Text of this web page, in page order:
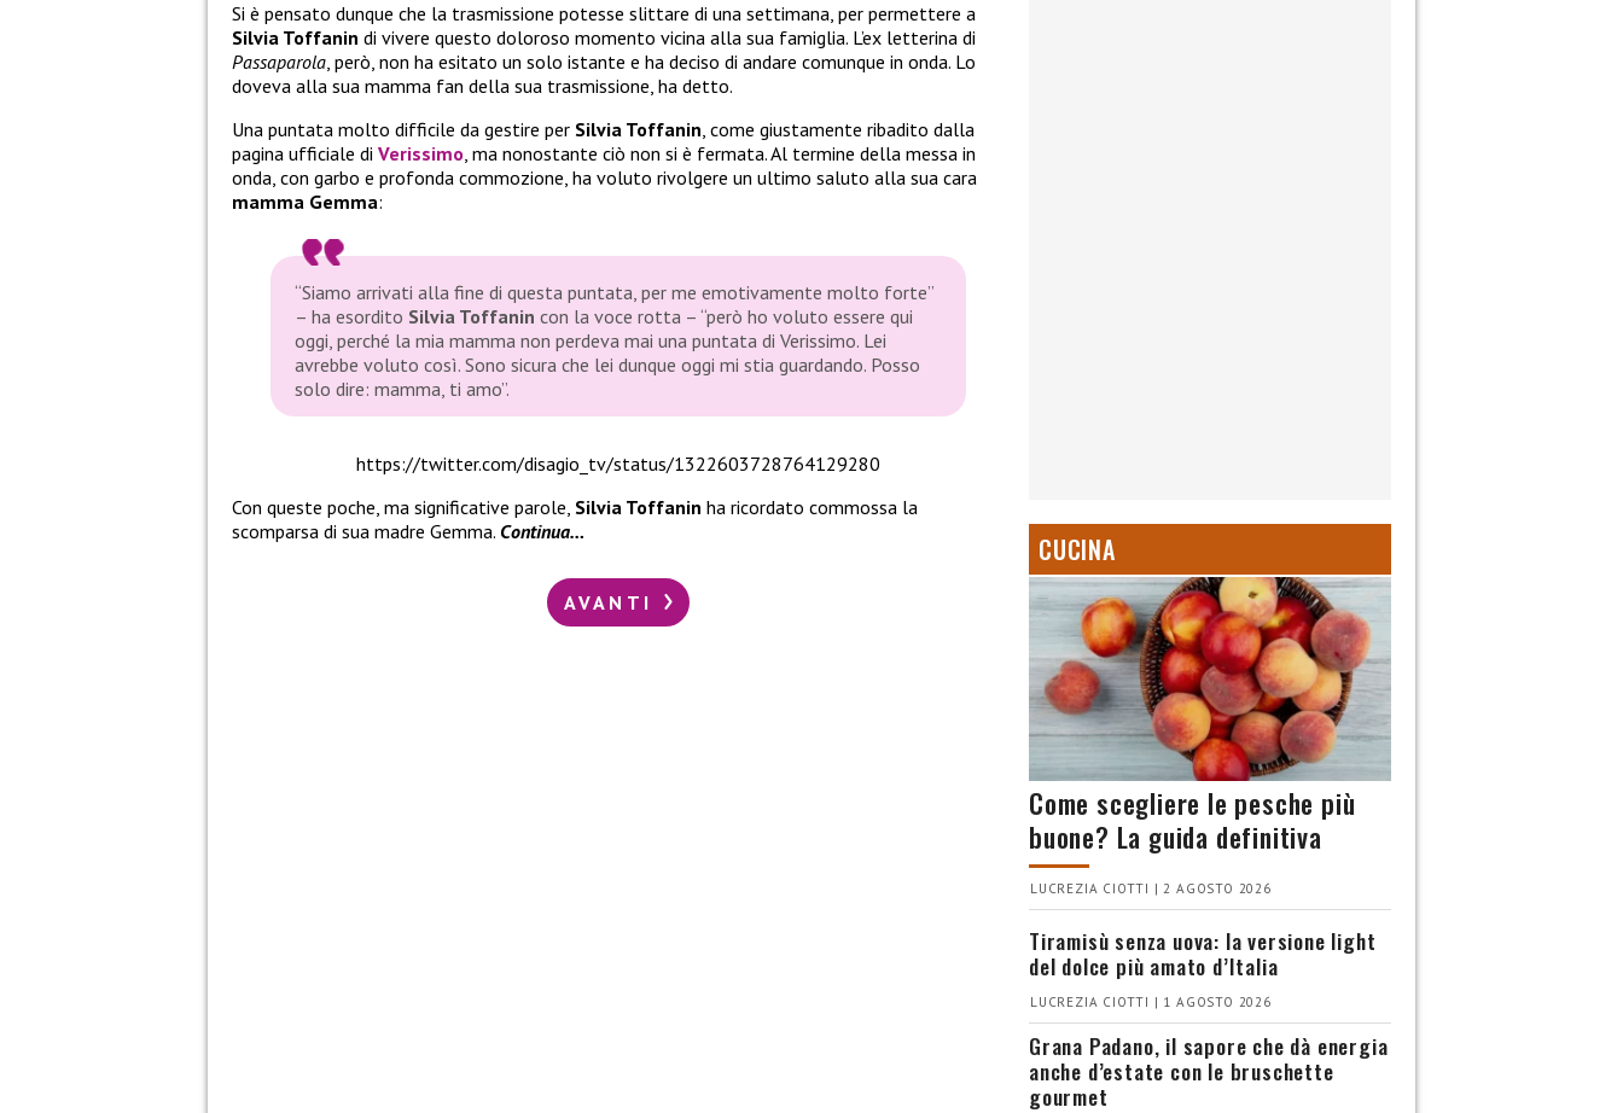
Si è pensato dunque che la trasmissione potesse slittare di una settimana, per permettere a
Silvia Toffanin di vivere questo doloroso momento vicina alla sua famiglia. L’ex letterina di
Passaparola, però, non ha esitato un solo istante e ha deciso di andare comunque in onda. Lo
doveva alla sua mamma fan della sua trasmissione, ha detto.
Una puntata molto difficile da gestire per Silvia Toffanin, come giustamente ribadito dalla
pagina ufficiale di Verissimo, ma nonostante ciò non si è fermata. Al termine della messa in
onda, con garbo e profonda commozione, ha voluto rivolgere un ultimo saluto alla sua cara
mamma Gemma:
“Siamo arrivati alla fine di questa puntata, per me emotivamente molto forte”
– ha esordito Silvia Toffanin con la voce rotta – “però ho voluto essere qui
oggi, perché la mia mamma non perdeva mai una puntata di Verissimo. Lei
avrebbe voluto così. Sono sicura che lei dunque oggi mi stia guardando. Posso
solo dire: mamma, ti amo”.
https://twitter.com/disagio_tv/status/1322603728764129280
Con queste poche, ma significative parole, Silvia Toffanin ha ricordato commossa la
scomparsa di sua madre Gemma. Continua…
AVANTI
CUCINA
Come scegliere le pesche più
buone? La guida definitiva
LUCREZIA CIOTTI | 2 AGOSTO 2026
Tiramisù senza uova: la versione light
del dolce più amato d’Italia
LUCREZIA CIOTTI | 1 AGOSTO 2026
Grana Padano, il sapore che dà energia
anche d’estate con le bruschette
gourmet